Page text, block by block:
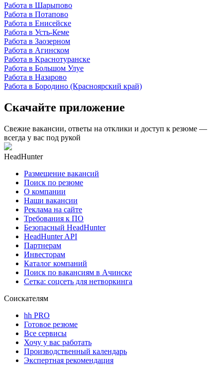
Работа в Шарыпово
Работа в Потапово
Работа в Енисейске
Работа в Усть-Кеме
Работа в Заозерном
Работа в Агинском
Работа в Краснотуранске
Работа в Большом Улуе
Работа в Назарово
Работа в Бородино (Красноярский край)
Скачайте приложение
Свежие вакансии, ответы на отклики и доступ к резюме —
всегда у вас под рукой
HeadHunter
Размещение вакансий
Поиск по резюме
О компании
Наши вакансии
Реклама на сайте
Требования к ПО
Безопасный HeadHunter
HeadHunter API
Партнерам
Инвесторам
Каталог компаний
Поиск по вакансиям в Ачинске
Сетка: соцсеть для нетворкинга
Соискателям
hh PRO
Готовое резюме
Все сервисы
Хочу у вас работать
Производственный календарь
Экспертная рекомендация